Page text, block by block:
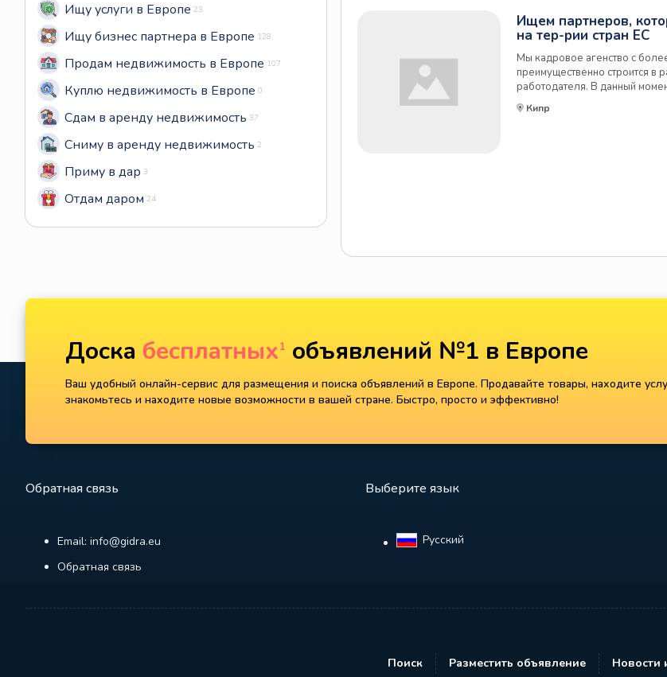
Ищу услуги в Европе 23
Ищу бизнес партнера в Европе 128
Продам недвижимость в Европе 107
Куплю недвижимость в Европе 0
Сдам в аренду недвижимость 37
Сниму в аренду недвижимость 2
Приму в дар 3
Отдам даром 24
Ищем партнеров,
на тер-рии стран ЕС
Мы кадровое агенство с
преимущественно строится в
работодателя. В данный
более 10 человек
работодателей, которые
Кипр
Доска бесплатных1 объявлений №1 в Европе
Ваш удобный онлайн-сервис для размещения и поиска объявлений в Европе. Продавайте товары, находите
знакомьтесь и находите новые возможности в вашей стране. Быстро, просто и эффективно!
Обратная связь
Email: info@gidra.eu
Обратная связь
Выберите язык
Русский‎
Поиск Разместить объявление Новости